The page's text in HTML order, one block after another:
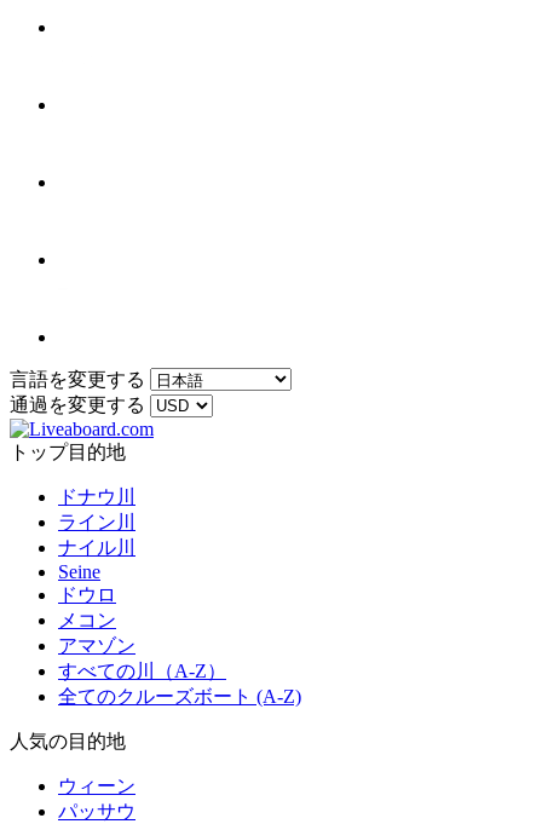
言語を変更する
通過を変更する
トップ目的地
ドナウ川
ライン川
ナイル川
Seine
ドウロ
メコン
アマゾン
すべての川（A-Z）
全てのクルーズボート (A-Z)
人気の目的地
ウィーン
パッサウ